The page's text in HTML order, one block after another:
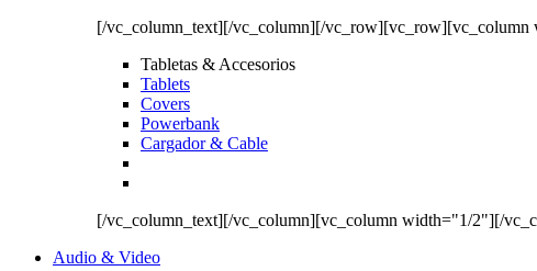
[/vc_column_text][/vc_column][/
Tabletas & Accesorios
Tablets
Covers
Powerbank
Cargador & Cable
[/vc_column_text][/vc_column][vc_column width="1/2"][/
Audio & Video